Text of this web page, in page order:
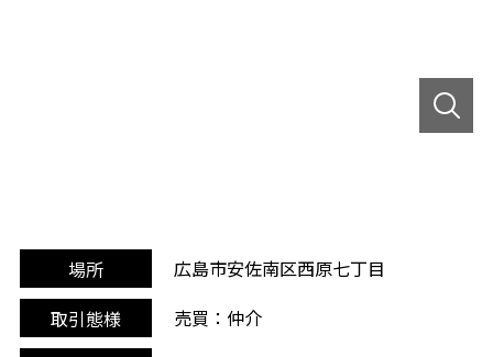
場所
広島市安佐南区西原七丁目
取引態様
売買：仲介